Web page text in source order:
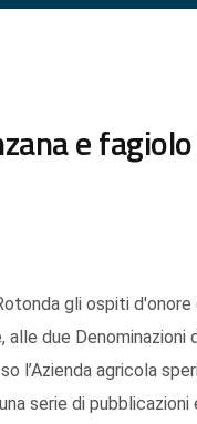
e
gli ospiti
due
agricola
serie di pubblicazioni